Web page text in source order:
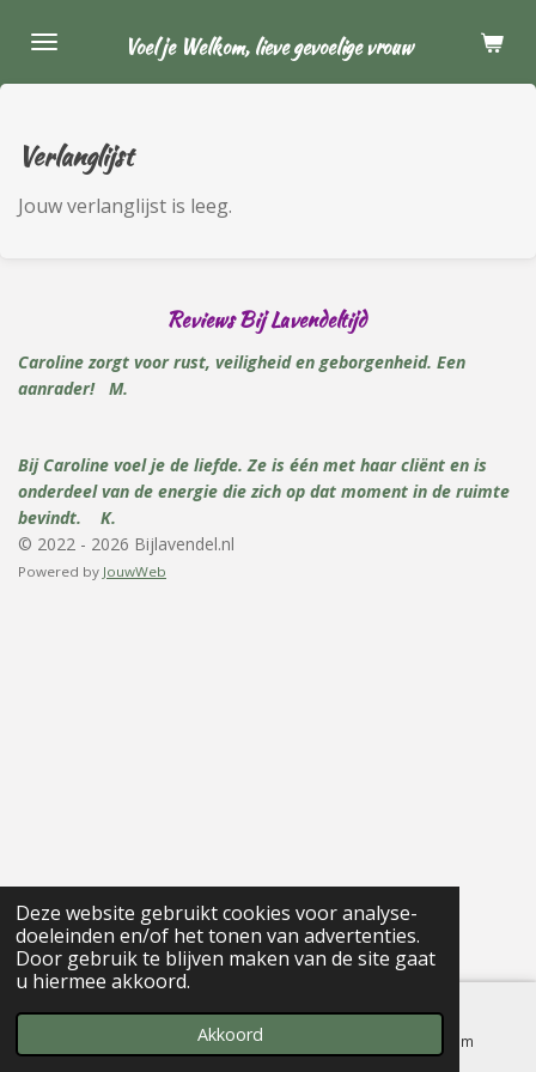
Deze website gebruikt cookies voor analyse-
doeleinden en/of het tonen van advertenties.
Door gebruik te blijven maken van de site gaat
u hiermee akkoord.
Akkoord
direct
naar
hoofdinhoud
Voel je Welkom, lieve gevoelige vrouw
Verlanglijst
Jouw verlanglijst is leeg.
ReviewsBij Lavendeltijd
Caroline zorgt voor rust, veiligheid en geborgenheid. Een
aanrader! M.
Bij Caroline voel je de liefde. Ze is één met haar cliënt en is
onderdeel van de energie die zich op dat moment in de ruimte
bevindt. K.
© 2022 - 2026 Bijlavendel.nl
Powered by JouwWeb
Kaart Instagram